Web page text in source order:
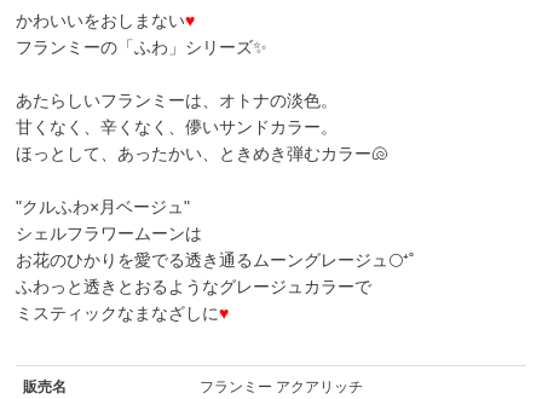
かわいいをおしまない♥
フランミーの「ふわ」シリーズ✨
あたらしいフランミーは、オトナの淡色。
甘くなく、辛くなく、儚いサンドカラー。
ほっとして、あったかい、ときめき弾むカラー🐚
"クルふわ×月ベージュ"
シェルフラワームーンは
お花のひかりを愛でる透き通るムーングレージュ🌕⁺˚
ふわっと透きとおるようなグレージュカラーで
ミスティックなまなざしに♥
販売名 フランミー アクアリッチ